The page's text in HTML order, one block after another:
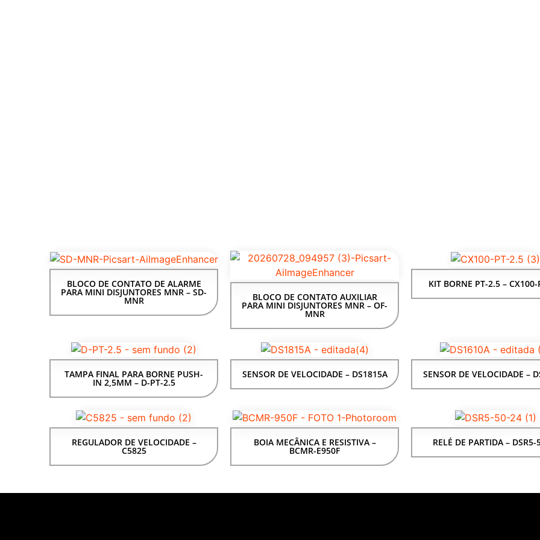
BLOCO DE CONTATO DE ALARME
PARA MINI DISJUNTORES MNR – SD-
MNR BLOCO DE CONTATO AUXILIAR
PARA MINI DISJUNTORES MNR – OF-
MNR
KIT BORNE PT-2.5 –
TAMPA FINAL PARA BORNE PUSH-
IN 2,5MM – D-PT-2.5
SENSOR DE VELOCIDADE – DS1815A SENSOR DE VELOCIDADE –
REGULADOR DE VELOCIDADE –
C5825
BOIA MECÂNICA E RESISTIVA –
BCMR-E950F
RELÉ DE PARTIDA –